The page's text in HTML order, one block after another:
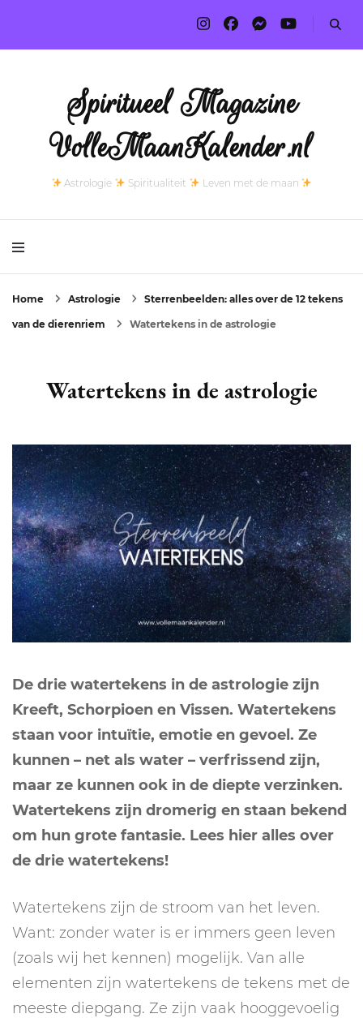
Spiritueel Magazine
VolleMaanKalender.nl
Astrologie Spiritualiteit Leven met de maan
Home Astrologie Sterrenbeelden: alles over de 12 tekens
van de dierenriem Watertekens in de astrologie
Watertekens in de astrologie
De drie watertekens in de astrologie zijn
Kreeft, Schorpioen en Vissen. Watertekens
staan voor intuïtie, emotie en gevoel. Ze
kunnen – net als water – verfrissend zijn,
maar ze kunnen ook in de diepte verzinken.
Watertekens zijn dromerig en staan bekend
om hun grote fantasie. Lees hier alles over
de drie watertekens!
Watertekens zijn de stroom van het leven.
Want: zonder water is er immers geen leven
(zoals wij het kennen) mogelijk. Van alle
elementen zijn watertekens de tekens met de
meeste diepgang. Ze zijn vaak hooggevoelig